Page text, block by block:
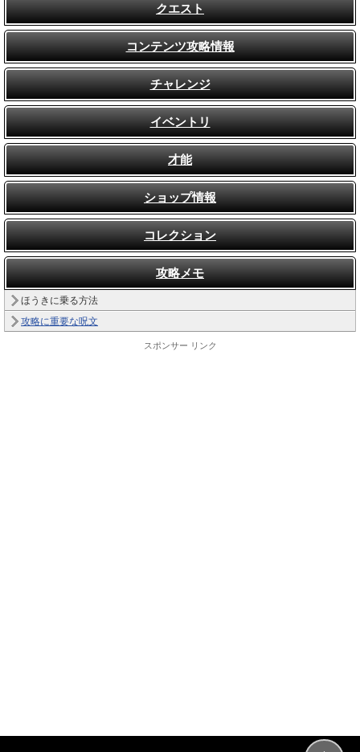
クエスト
コンテンツ攻略情報
チャレンジ
イベントリ
才能
ショップ情報
コレクション
攻略メモ
ほうきに乗る方法
攻略に重要な呪文
スポンサー リンク